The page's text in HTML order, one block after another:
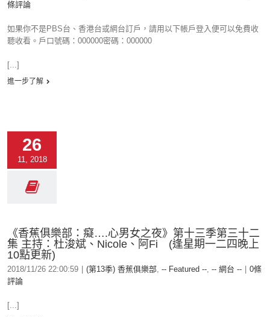
條評論
如果你不是PBS台、香港台或網台訂戶，請用以下帳戶登入便可以免費收
聽收看。戶口號碼：000000密碼：000000
[...]
進一步了解
26
11, 2018
《香蕉俱樂部：癡….心男女之夜》第十三季第三十二
集 主持：杜浚斌、Nicole、阿Fi (逢星期一二四晚上
10點更新)
2018/11/26 22:00:59 (第13季) 香蕉俱樂部, -- Featured --, -- 網台 --
0條
評論
[...]